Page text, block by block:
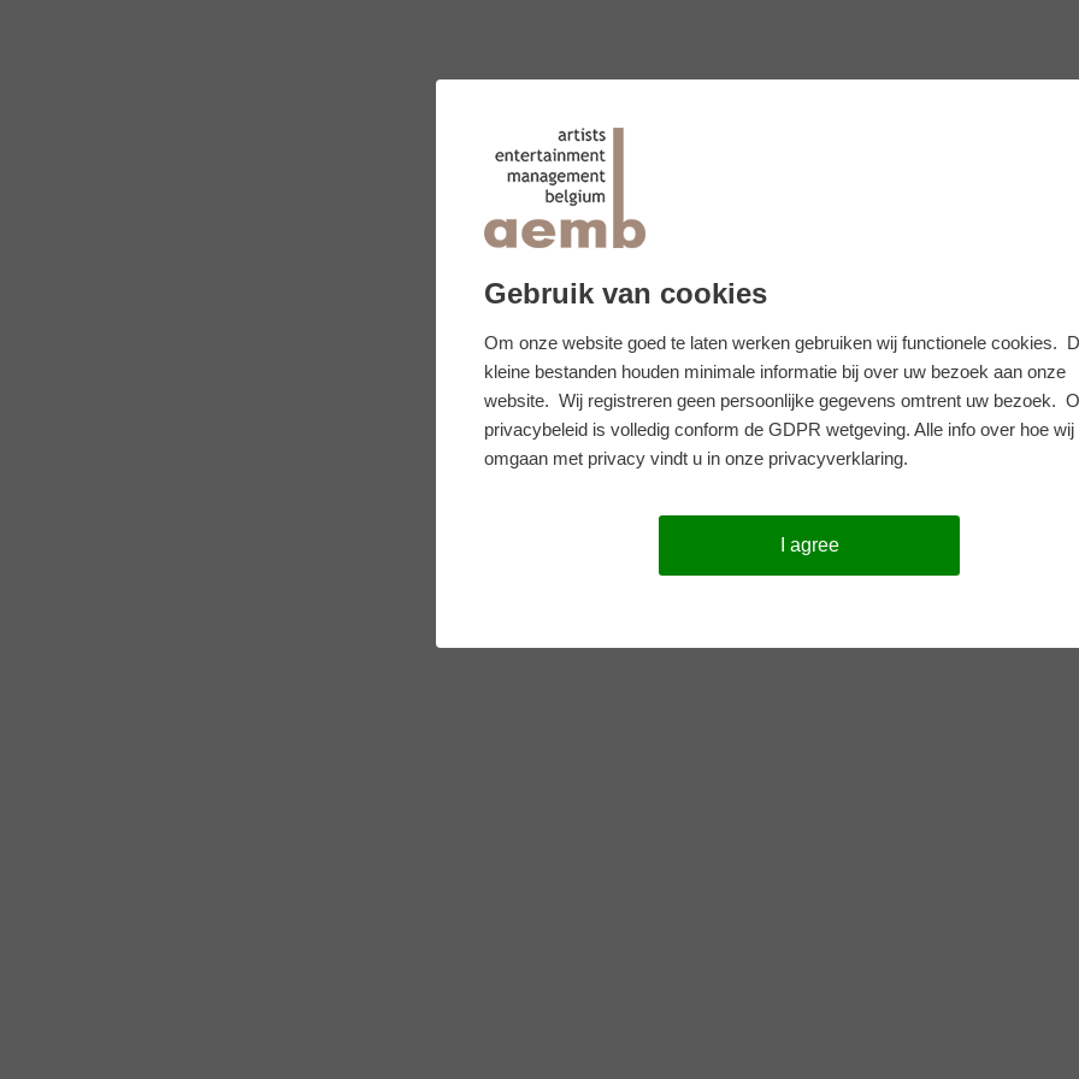
Gebruik van cookies
Om onze website goed te laten werken gebruiken wij functionele cookies.
kleine bestanden houden minimale informatie bij over uw bezoek aan onze
website. Wij registreren geen persoonlijke gegevens omtrent uw bezoek.
privacybeleid is volledig conform de GDPR wetgeving. Alle info over hoe wij
omgaan met privacy vindt u in onze privacyverklaring.